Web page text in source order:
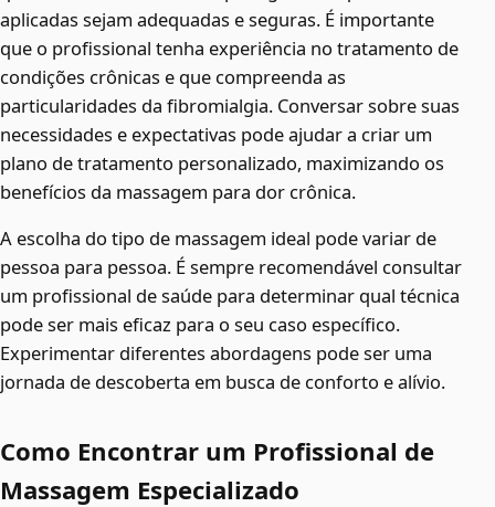
aplicadas sejam adequadas e seguras. É importante
que o profissional tenha experiência no tratamento de
condições crônicas e que compreenda as
particularidades da fibromialgia. Conversar sobre suas
necessidades e expectativas pode ajudar a criar um
plano de tratamento personalizado, maximizando os
benefícios da massagem para dor crônica.
A escolha do tipo de massagem ideal pode variar de
pessoa para pessoa. É sempre recomendável consultar
um profissional de saúde para determinar qual técnica
pode ser mais eficaz para o seu caso específico.
Experimentar diferentes abordagens pode ser uma
jornada de descoberta em busca de conforto e alívio.
Como Encontrar um Profissional de
Massagem Especializado